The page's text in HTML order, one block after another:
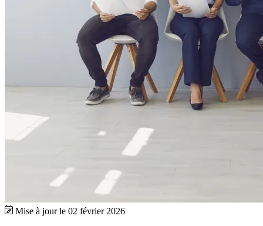
Mise à jour le 02 février 2026